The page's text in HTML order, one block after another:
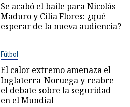
Se acabó el baile para Nicolás
Maduro y Cilia Flores: ¿qué
esperar de la nueva audiencia?
Fútbol
El calor extremo amenaza el
Inglaterra-Noruega y reabre
el debate sobre la seguridad
en el Mundial